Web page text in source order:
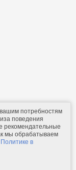
и товаров
потребностям
поведения
рекомендательные
мы обрабатываем
Политике в